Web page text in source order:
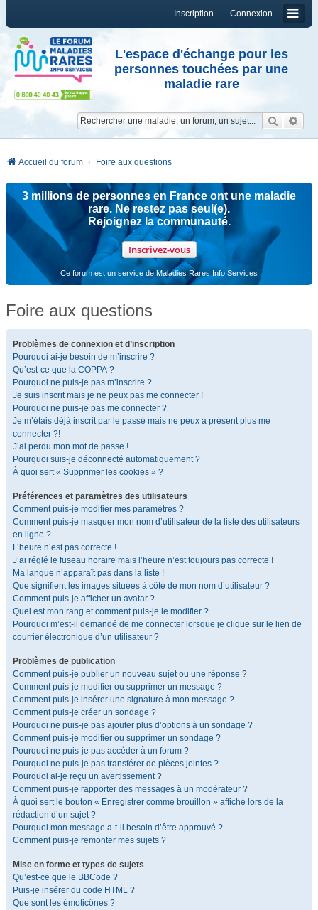
Connexion
Inscription
L'espace d'échange pour les
personnes touchées par une
maladie rare
Accueil du forum Foire aux questions
3 millions de personnes en France ont une maladie
rare. Ne restez pas seul(e).
Rejoignez la communauté.
Inscrivez-vous
Ce forum est un service de Maladies Rares Info Services
Foire aux questions
Problèmes de connexion et d’inscription
Pourquoi ai-je besoin de m’inscrire ?
Qu’est-ce que la COPPA ?
Pourquoi ne puis-je pas m’inscrire ?
Je suis inscrit mais je ne peux pas me connecter !
Pourquoi ne puis-je pas me connecter ?
Je m’étais déjà inscrit par le passé mais ne peux à présent plus me
connecter ?!
J’ai perdu mon mot de passe !
Pourquoi suis-je déconnecté automatiquement ?
À quoi sert « Supprimer les cookies » ?
Préférences et paramètres des utilisateurs
Comment puis-je modifier mes paramètres ?
Comment puis-je masquer mon nom d’utilisateur de la liste des utilisateurs
en ligne ?
L’heure n’est pas correcte !
J’ai réglé le fuseau horaire mais l’heure n’est toujours pas correcte !
Ma langue n’apparaît pas dans la liste !
Que signifient les images situées à côté de mon nom d’utilisateur ?
Comment puis-je afficher un avatar ?
Quel est mon rang et comment puis-je le modifier ?
Pourquoi m’est-il demandé de me connecter lorsque je clique sur le lien de
courrier électronique d’un utilisateur ?
Problèmes de publication
Comment puis-je publier un nouveau sujet ou une réponse ?
Comment puis-je modifier ou supprimer un message ?
Comment puis-je insérer une signature à mon message ?
Comment puis-je créer un sondage ?
Pourquoi ne puis-je pas ajouter plus d’options à un sondage ?
Comment puis-je modifier ou supprimer un sondage ?
Pourquoi ne puis-je pas accéder à un forum ?
Pourquoi ne puis-je pas transférer de pièces jointes ?
Pourquoi ai-je reçu un avertissement ?
Comment puis-je rapporter des messages à un modérateur ?
À quoi sert le bouton « Enregistrer comme brouillon » affiché lors de la
rédaction d’un sujet ?
Pourquoi mon message a-t-il besoin d’être approuvé ?
Comment puis-je remonter mes sujets ?
Mise en forme et types de sujets
Qu’est-ce que le BBCode ?
Puis-je insérer du code HTML ?
Que sont les émoticônes ?